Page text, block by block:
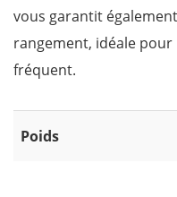
vous garantit
rangement, idéale
fréquent.
Poids